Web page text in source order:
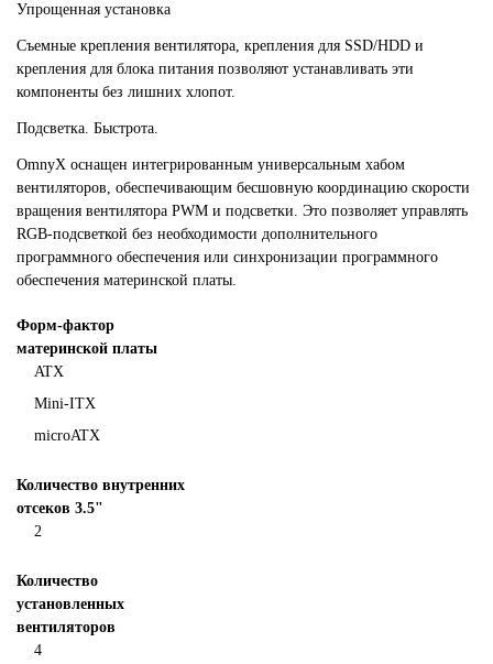
Упрощенная установка
Съемные крепления вентилятора, крепления для SSD/HDD и
крепления для блока питания позволяют устанавливать эти
компоненты без лишних хлопот.
Подсветка. Быстрота.
OmnyX оснащен интегрированным универсальным хабом
вентиляторов, обеспечивающим бесшовную координацию скорости
вращения вентилятора PWM и подсветки. Это позволяет управлять
RGB-подсветкой без необходимости дополнительного
программного обеспечения или синхронизации программного
обеспечения материнской платы.
Форм-фактор
материнской платы
ATX
Mini-ITX
microATX
Количество внутренних
отсеков 3.5"
2
Количество
установленных
вентиляторов
4